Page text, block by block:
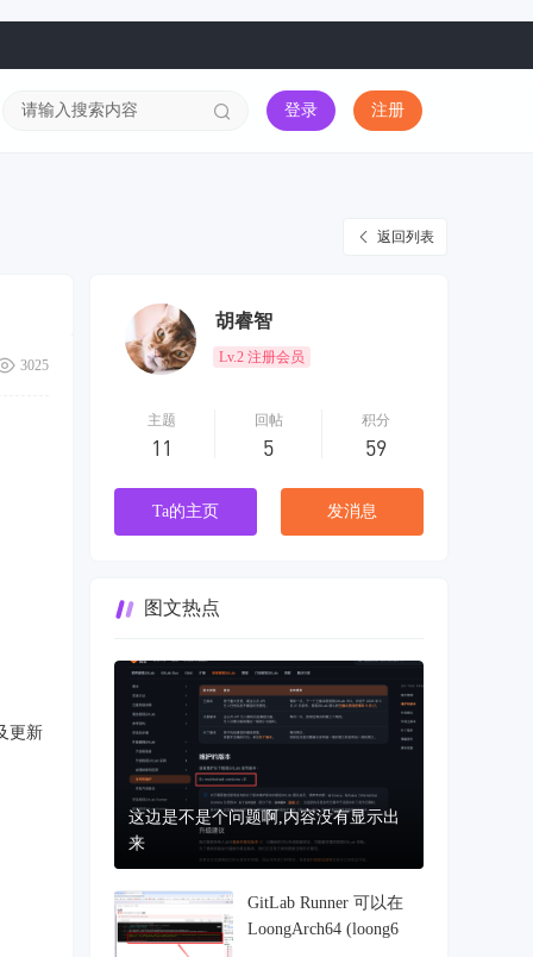
登录 注册
返回列表
3025
更新
胡睿智
Lv.2 注册会员
主题
11
回帖
5
积分
59
Ta的主页 发消息
图文热点
这边是不是个问题啊,内容没有显示出
来
GitLab Runner 可以在
LoongArch64 (loong6